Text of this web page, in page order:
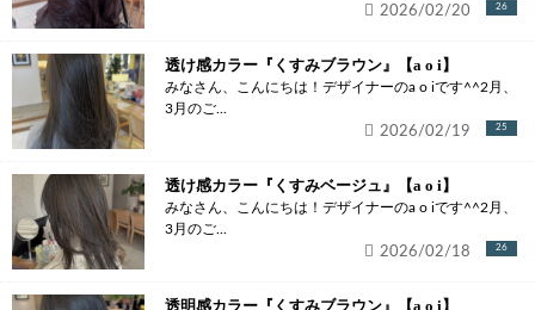
26
2026/02/20
透け感カラー『くすみブラウン』【a o i】
みなさん、こんにちは！デザイナーのa o iです^^2月、
3月のご...
25
2026/02/19
透け感カラー『くすみベージュ』【a o i】
みなさん、こんにちは！デザイナーのa o iです^^2月、
3月のご...
26
2026/02/18
透明感カラー『くすみブラウン』【a o i】